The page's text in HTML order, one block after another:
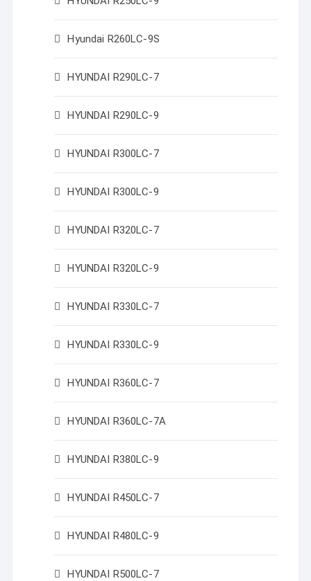
Hyundai R260LC-9S
HYUNDAI R290LC-7
HYUNDAI R290LC-9
HYUNDAI R300LC-7
HYUNDAI R300LC-9
HYUNDAI R320LC-7
HYUNDAI R320LC-9
HYUNDAI R330LC-7
HYUNDAI R330LC-9
HYUNDAI R360LC-7
HYUNDAI R360LC-7A
HYUNDAI R380LC-9
HYUNDAI R450LC-7
HYUNDAI R480LC-9
HYUNDAI R500LC-7